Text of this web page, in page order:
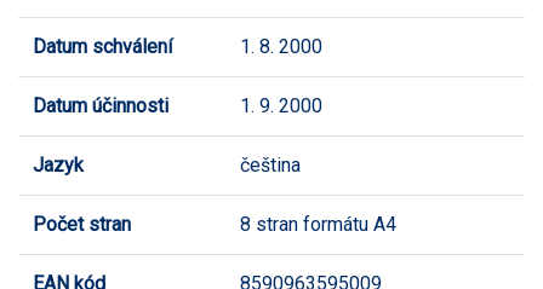
Datum schválení 1. 8. 2000
Datum účinnosti 1. 9. 2000
Jazyk čeština
Počet stran 8 stran formátu A4
EAN kód 8590963595009